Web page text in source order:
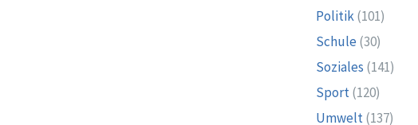
Politik(101)
Schule (30)
Soziales (141)
Sport(120)
Umwelt(137)